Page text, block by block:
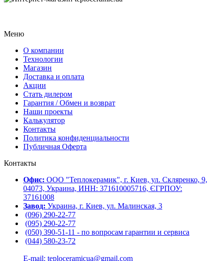
Меню
О компании
Технологии
Магазин
Доставка и оплата
Акции
Стать дилером
Гарантия / Обмен и возврат
Наши проекты
Калькулятор
Контакты
Политика конфиденциальности
Публичная Оферта
Контакты
Офис: ООО "Теплокерамик", г. Киев, ул. Скляренко, 9,
04073, Украина, ИНН: 371610005716, ЄГРПОУ:
37161008
Завод: Украина, г. Киев, ул. Малинская, 3
(096) 290-22-77
(095) 290-22-77
(050) 390-51-11 - по вопросам гарантии и cервиса
(044) 580-23-72
E-mail: teploceramicua@gmail.com